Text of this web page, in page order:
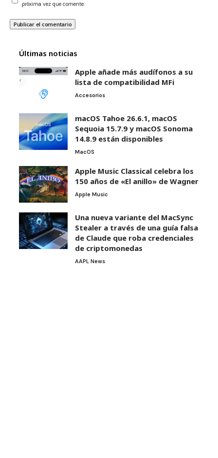
próxima vez que comente.
Últimas noticias
Apple añade más audífonos a su
lista de compatibilidad MFi
Accesorios
macOS Tahoe 26.6.1, macOS
Sequoia 15.7.9 y macOS Sonoma
14.8.9 están disponibles
MacOS
Apple Music Classical celebra los
150 años de «El anillo» de Wagner
Apple Music
Una nueva variante del MacSync
Stealer a través de una guía falsa
de Claude que roba credenciales
de criptomonedas
AAPL News